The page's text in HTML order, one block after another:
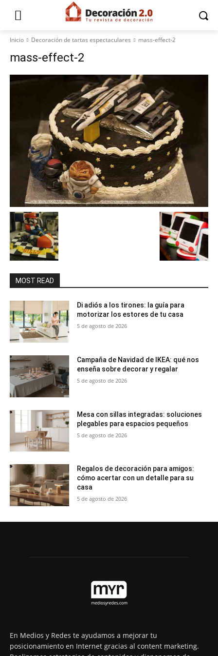
Inicio Decoración de tartas espectaculares mass-effect-2
mass-effect-2
MOST READ
Di adiós a los tirones: la guía para
motorizar los estores de tu casa
5 de agosto de 2026
Campaña de Navidad de IKEA: qué nos
enseña sobre decorar y regalar
5 de agosto de 2026
Mesa con sillas integradas: soluciones
plegables para espacios pequeños
5 de agosto de 2026
Regalos de decoración para amigos:
cómo acertar con un detalle para su
casa
5 de agosto de 2026
En Medios y Redes te ayudamos a mejorar tu
posicionamiento en Internet gracias al content marketing.